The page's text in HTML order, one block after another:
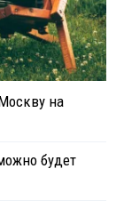
на
будет